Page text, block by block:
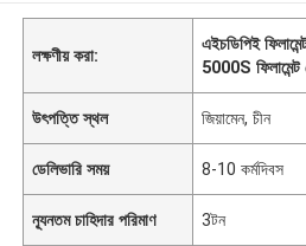
লক্ষণীয় করা:
এইচডিপিই
5000S ফিলামেন্ট
উৎপত্তি স্থল জিয়ামেন, চীন
ডেলিভারি সময় 8-10 কর্মদিবস
ন্যূনতম চাহিদার পরিমাণ 3টন